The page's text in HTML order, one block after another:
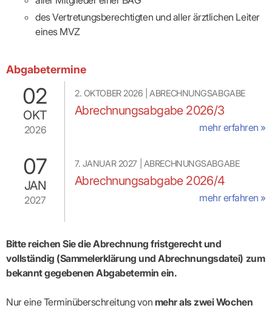
des Vertretungsberechtigten und aller ärztlichen Leiter
eines MVZ
Abgabetermine
02
OKT
2026
2. OKTOBER 2026 |ABRECHNUNGSABGABE
Abrechnungsabgabe 2026/3
mehr erfahren »
07
JAN
2027
7. JANUAR 2027| ABRECHNUNGSABGABE
Abrechnungsabgabe 2026/4
mehr erfahren »
Bitte reichen Sie die Abrechnung fristgerecht und
vollständig (Sammelerklärung und Abrechnungsdatei) zum
bekannt gegebenen Abgabetermin ein.
Nur eine Terminüberschreitung von mehr als zwei Wochen